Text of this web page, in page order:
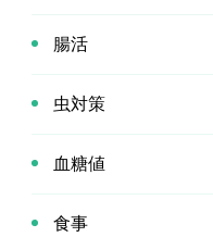
腸活
虫対策
血糖値
食事